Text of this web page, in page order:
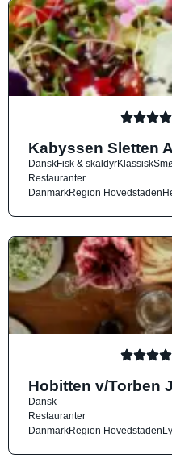
Kabyssen Sletten
DanskFisk & skaldyrKlassisk
Restauranter
DanmarkRegion Hovedstaden
Hobitten v/Torben
Dansk
Restauranter
DanmarkRegion Hovedstaden